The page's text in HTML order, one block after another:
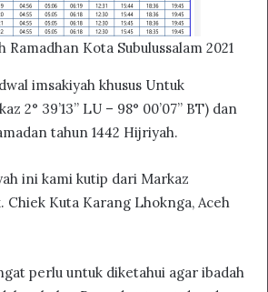
Ramadhan Kota Subulussalam 2021
imsakiyah khusus Untuk
2° 39’13” LU – 98° 00’07” BT) dan
tahun 1442 Hijriyah.
ini kami kutip dari Markaz
Chiek Kuta Karang Lhoknga, Aceh
perlu untuk diketahui agar ibadah